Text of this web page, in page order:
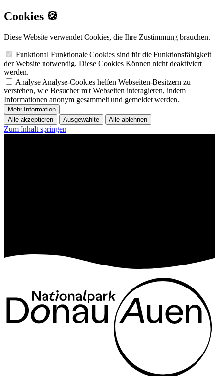
Cookies 🍪
Diese Website verwendet Cookies, die Ihre Zustimmung brauchen.
Funktional Funktionale Cookies sind für die Funktionsfähigkeit
der Website notwendig. Diese Cookies Können nicht deaktiviert
werden.
Analyse Analyse-Cookies helfen Webseiten-Besitzern zu
verstehen, wie Besucher mit Webseiten interagieren, indem
Informationen anonym gesammelt und gemeldet werden.
Mehr Information
Alle akzeptieren
Ausgewählte Alle ablehnen
Zum Inhalt springen